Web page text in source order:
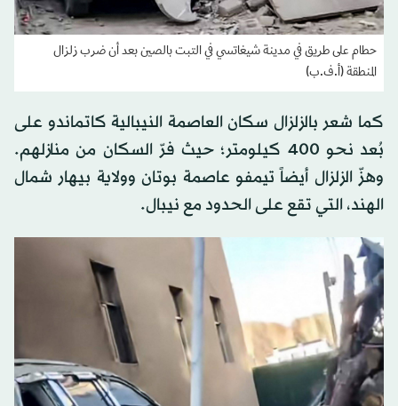
حطام على طريق في مدينة شيغاتسي في التبت بالصين بعد أن ضرب زلزال
المنطقة (أ.ف.ب)
كما شعر بالزلزال سكان العاصمة النيبالية كاتماندو على
بُعد نحو 400 كيلومتر؛ حيث فرّ السكان من منازلهم.
وهزّ الزلزال أيضاً تيمفو عاصمة بوتان وولاية بيهار شمال
الهند، التي تقع على الحدود مع نيبال.